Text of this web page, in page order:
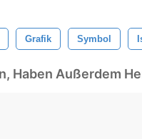
Grafik Symbol
Haben Außerdem